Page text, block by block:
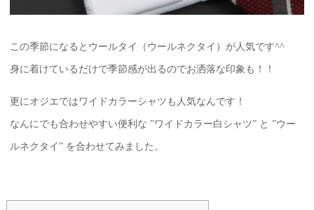
この季節になるとウールタイ（ウールネクタイ）が人気です^^
身に着けているだけで季節感が出るのでお洒落な印象も！！
更にオジエではワイドカラーシャツも人気なんです！
なんにでも合わせやすい便利な ”ワイドカラー白シャツ” と ”ウー
ルネクタイ” を合わせてみました。